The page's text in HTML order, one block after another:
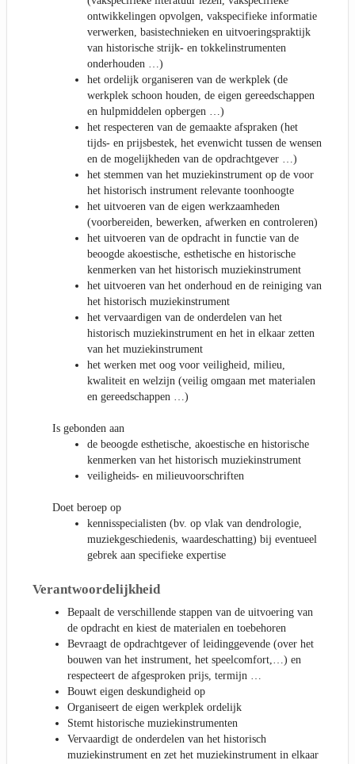
ontwikkelingen opvolgen, vakspecifieke informatie
verwerken, basistechnieken en uitvoeringspraktijk
van historische strijk- en tokkelinstrumenten
onderhouden …)
het ordelijk organiseren van de werkplek (de
werkplek schoon houden, de eigen gereedschappen
en hulpmiddelen opbergen …)
het respecteren van de gemaakte afspraken (het
tijds- en prijsbestek, het evenwicht tussen de wensen
en de mogelijkheden van de opdrachtgever …)
het stemmen van het muziekinstrument op de voor
het historisch instrument relevante toonhoogte
het uitvoeren van de eigen werkzaamheden
(voorbereiden, bewerken, afwerken en controleren)
het uitvoeren van de opdracht in functie van de
beoogde akoestische, esthetische en historische
kenmerken van het historisch muziekinstrument
het uitvoeren van het onderhoud en de reiniging van
het historisch muziekinstrument
het vervaardigen van de onderdelen van het
historisch muziekinstrument en het in elkaar zetten
van het muziekinstrument
het werken met oog voor veiligheid, milieu,
kwaliteit en welzijn (veilig omgaan met materialen
en gereedschappen …)
Is gebonden aan
de beoogde esthetische, akoestische en historische
kenmerken van het historisch muziekinstrument
veiligheids- en milieuvoorschriften
Doet beroep op
kennisspecialisten (bv. op vlak van dendrologie,
muziekgeschiedenis, waardeschatting) bij eventueel
gebrek aan specifieke expertise
Verantwoordelijkheid
Bepaalt de verschillende stappen van de uitvoering van
de opdracht en kiest de materialen en toebehoren
Bevraagt de opdrachtgever of leidinggevende (over het
bouwen van het instrument, het speelcomfort,…) en
respecteert de afgesproken prijs, termijn …
Bouwt eigen deskundigheid op
Organiseert de eigen werkplek ordelijk
Stemt historische muziekinstrumenten
Vervaardigt de onderdelen van het historisch
muziekinstrument en zet het muziekinstrument in elkaar